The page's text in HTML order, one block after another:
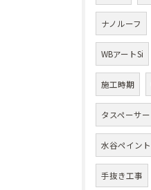
ナノルーフ
WBアートSi
施工時期
タスペーサー
水谷ペイント
手抜き工事